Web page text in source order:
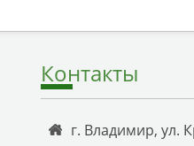
Контакты
г. Владимир, ул.